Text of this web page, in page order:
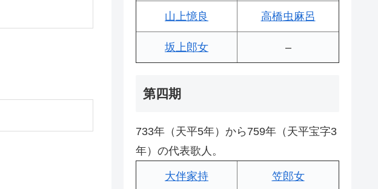
山上憶良 高橋虫麻呂
坂上郎女 –
第四期
733年（天平5年）から759年（天平宝字3
年）の代表歌人。
大伴家持 笠郎女